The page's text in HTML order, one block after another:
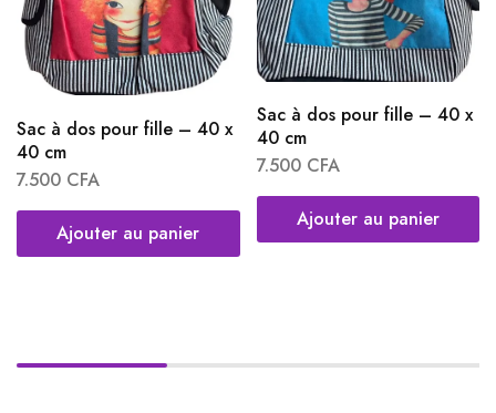
Sac à dos pour fille – 40 x
40 cm
7.500 CFA
Ajouter au panier
Sac à dos pour fille – 40 x
40 cm
7.500 CFA
Ajouter au panier